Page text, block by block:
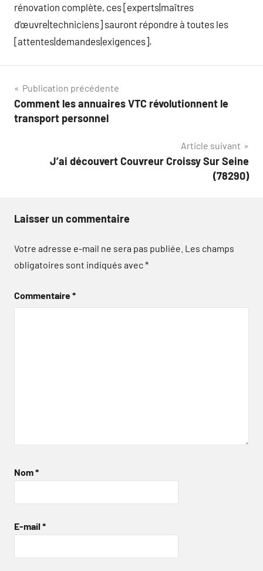
rénovation complète, ces [experts|maîtres
d’œuvre|techniciens] sauront répondre à toutes les
[attentes|demandes|exigences].
Navigation
de
Publication précédente
Comment les annuaires VTC révolutionnent le
transport personnel
Article suivant
J’ai découvert Couvreur Croissy Sur Seine
(78290)
Laisser un commentaire
Votre adresse e-mail ne sera pas publiée. Les champs
obligatoires sont indiqués avec*
Commentaire*
Nom*
E-mail *